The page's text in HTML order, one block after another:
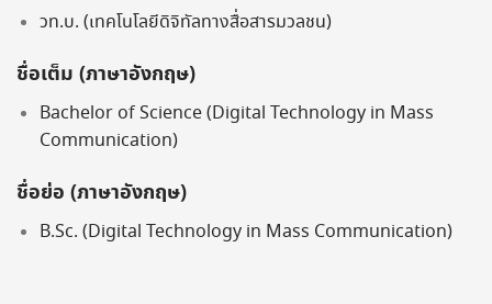
วท.บ. (เทคโนโลยีดิจิทัลทางสื่อสารมวลชน)
ชื่อเต็ม (ภาษาอังกฤษ)
Bachelor of Science (Digital Technology in Mass
Communication)
ชื่อย่อ (ภาษาอังกฤษ)
B.Sc. (Digital Technology in Mass Communication)